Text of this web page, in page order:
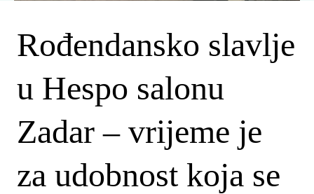
Rođendansko slavlje
u Hespo salonu
Zadar – vrijeme je
za udobnost koja se